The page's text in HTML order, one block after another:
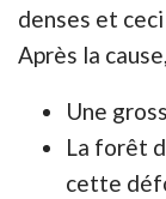
denses et
Après la
Une
La forêt
cette